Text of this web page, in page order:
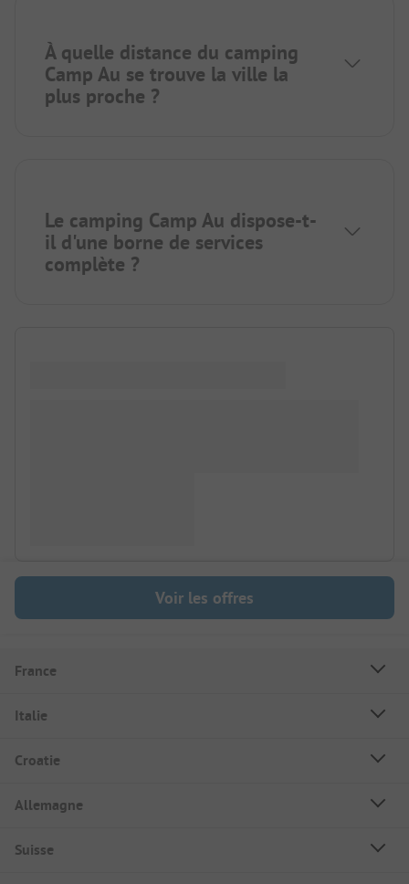
À quelle distance du camping
Camp Au se trouve la ville la
plus proche ?
Le camping Camp Au dispose-t-
il d'une borne de services
complète ?
Voir les offres
France
Italie
Croatie
Allemagne
Suisse